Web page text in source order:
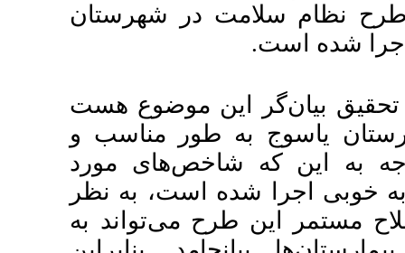
شهرستان
موضوع هست
مناسب و
مورد
به نظر
می‌تواند به